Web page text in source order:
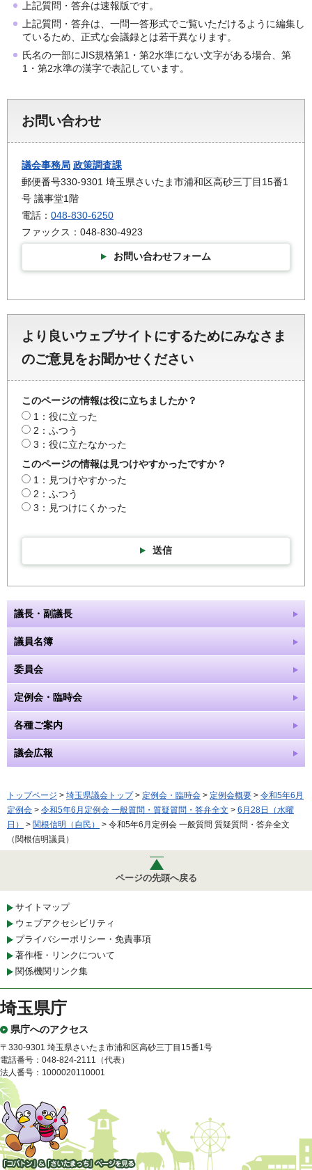
上記質問・答弁は速報版です。
上記質問・答弁は、一問一答形式でご覧いただけるように編集し
ているため、正式な会議録とは若干異なります。
氏名の一部にJIS規格第1・第2水準にない文字がある場合、第
1・第2水準の漢字で表記しています。
お問い合わせ
議会事務局 政策調査課
郵便番号330-9301 埼玉県さいたま市浦和区高砂三丁目15番1
号 議事堂1階
電話： 048-830-6250
ファックス：048-830-4923
お問い合わせフォーム
より良いウェブサイトにするためにみなさま
のご意見をお聞かせください
このページの情報は役に立ちましたか？
1：役に立った
2：ふつう
3：役に立たなかった
このページの情報は見つけやすかったですか？
1：見つけやすかった
2：ふつう
3：見つけにくかった
送信
議長・副議長
議員名簿
委員会
定例会・臨時会
各種ご案内
議会広報
トップページ > 埼玉県議会トップ> 定例会・臨時会 > 定例会概要 > 令和5年6月
定例会 > 令和5年6月定例会 一般質問・質疑質問・答弁全文 > 6月28日（水曜
日）
> 関根信明（自民）
> 令和5年6月定例会 一般質問 質疑質問・答弁全文
（関根信明議員）
ページの先頭へ戻る
サイトマップ
ウェブアクセシビリティ
プライバシーポリシー・免責事項
著作権・リンクについて
関係機関リンク集
埼玉県庁
県庁へのアクセス
〒330-9301 埼玉県さいたま市浦和区高砂三丁目15番1号
電話番号：048-824-2111（代表）
法人番号：1000020110001
「コバトン」&「さいたまっ